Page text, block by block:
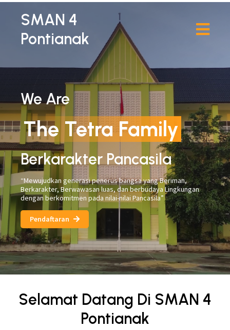
SMAN 4
Pontianak
We Are
The Tetra Family
Berkarakter Pancasila
“Mewujudkan generasi penerus bangsa yang Beriman,
Berkarakter, Berwawasan luas, dan berbudaya Lingkungan
dengan berkomitmen pada nilai-nilai Pancasila”
Pendaftaran
Selamat Datang Di SMAN 4
Pontianak